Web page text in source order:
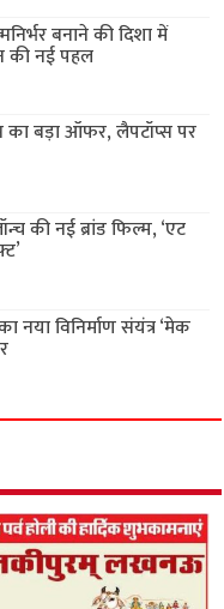
बनाने की दिशा में
की नई पहल
बड़ा ऑफर, लैपटॉप्स पर
की नई ब्रांड फिल्म, ‘एट
नया विनिर्माण संयंत्र ‘मेक